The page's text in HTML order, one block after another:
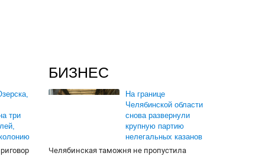
три
БИЗНЕС
На границе
Челябинской области
снова развернули
крупную партию
нелегальных казанов
Челябинская таможня не пропустила